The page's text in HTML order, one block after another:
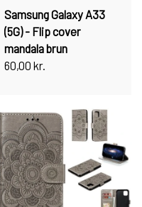
Samsung Galaxy A33
(5G) - Flip cover
mandala brun
60,00 kr.